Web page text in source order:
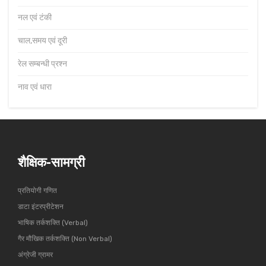
नल एवं टंकी
चाल,समय एवं दूरी
रेल सम्बन्धी प्रश्न
नाव एवं धारा
शैक्षिक-सामग्री
प्रतियोगी गणित
डाटा इंटरप्रीटेशन
भाषिक तर्कशक्ति (Verbal)
गैर मौखिक तर्कशक्ति (Non Verbal)
अंग्रेजी ग्रामर